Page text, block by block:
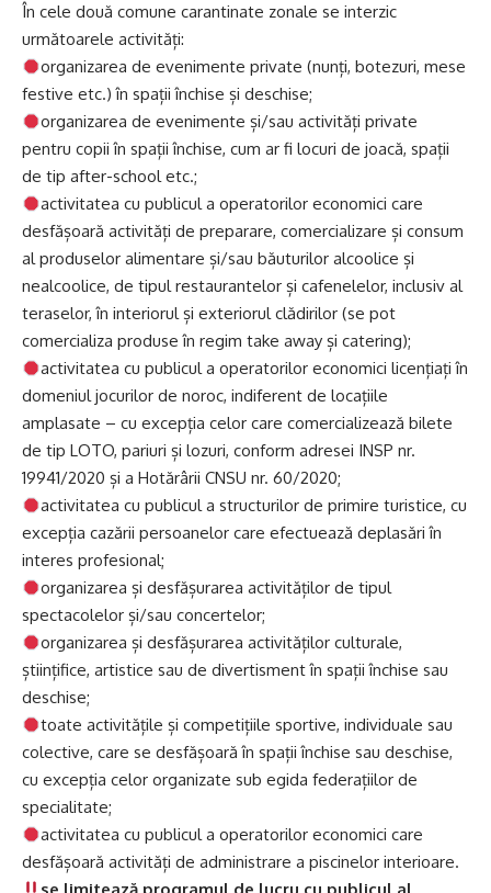
În cele două comune carantinate zonale se interzic
următoarele activități:
organizarea de evenimente private (nunți, botezuri, mese
festive etc.) în spații închise și deschise;
organizarea de evenimente și/sau activități private
pentru copii în spații închise, cum ar fi locuri de joacă, spații
de tip after-school etc.;
activitatea cu publicul a operatorilor economici care
desfășoară activități de preparare, comercializare și consum
al produselor alimentare și/sau băuturilor alcoolice și
nealcoolice, de tipul restaurantelor și cafenelelor, inclusiv al
teraselor, în interiorul și exteriorul clădirilor (se pot
comercializa produse în regim take away și catering);
activitatea cu publicul a operatorilor economici licențiați în
domeniul jocurilor de noroc, indiferent de locațiile
amplasate – cu excepția celor care comercializează bilete
de tip LOTO, pariuri și lozuri, conform adresei INSP nr.
19941/2020 și a Hotărârii CNSU nr. 60/2020;
activitatea cu publicul a structurilor de primire turistice, cu
excepția cazării persoanelor care efectuează deplasări în
interes profesional;
organizarea și desfășurarea activităților de tipul
spectacolelor și/sau concertelor;
organizarea și desfășurarea activităților culturale,
științifice, artistice sau de divertisment în spații închise sau
deschise;
toate activitățile și competițiile sportive, individuale sau
colective, care se desfășoară în spații închise sau deschise,
cu excepția celor organizate sub egida federațiilor de
specialitate;
activitatea cu publicul a operatorilor economici care
desfășoară activități de administrare a piscinelor interioare.